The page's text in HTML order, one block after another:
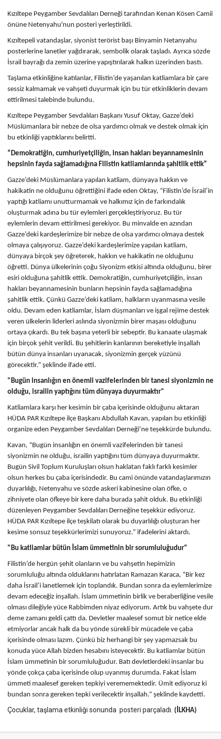
Kızıltepe Peygamber Sevdalıları Derneği tarafından Kenan Kösen Camii
önüne Netenyahu'nun posteri yerleştirildi.
Kızıltepeli vatandaşlar, siyonist terörist başı Binyamin Netanyahu
posterlerine lanetler yağdırarak, sembolik olarak taşladı. Ayrıca sözde
İsrail bayrağı da zemin üzerine yapıştırılarak halkın üzerinden bastı.
Taşlama etkinliğine katılanlar, Filistin’de yaşanılan katliamlara bir çare
sessiz kalmamak ve vahşeti duyurmak için bu tür etkinliklerin devam
ettirilmesi talebinde bulundu.
Kızıltepe Peygamber Sevdalıları Başkanı Yusuf Oktay, Gazze’deki
Müslümanlara bir nebze de olsa yardımcı olmak ve destek olmak için
bu etkinliği yaptıklarını belirtti.
“Demokratiğin, cumhuriyetçiliğin, insan hakları beyannamesinin
hepsinin fayda sağlamadığına Filistin katliamlarında şahitlik ettik”
Gazze’deki Müslümanlara yapılan katliam, dünyaya hakkın ve
hakikatin ne olduğunu öğrettiğini ifade eden Oktay, “Filistin’de İsrail’in
yaptığı katliamı unutturmamak ve halkımız için de farkındalık
oluşturmak adına bu tür eylemleri gerçekleştiriyoruz. Bu tür
eylemlerin devam ettirilmesi gerekiyor. Bu minvalde en azından
Gazze’deki kardeşlerimize bir nebze de olsa yardımcı olmaya destek
olmaya çalışıyoruz. Gazze’deki kardeşlerimize yapılan katliam,
dünyaya birçok şey öğreterek, hakkın ve hakikatin ne olduğunu
öğretti. Dünya ülkelerinin çoğu Siyonizm etkisi altında olduğunu, birer
esiri olduğuna şahitlik ettik. Demokratiğin, cumhuriyetçiliğin, insan
hakları beyannamesinin bunların hepsinin fayda sağlamadığına
şahitlik ettik. Çünkü Gazze’deki katliam, halkların uyanmasına vesile
oldu. Devam eden katliamlar, İslam düşmanları ve işgal rejime destek
veren ülkelerin liderleri aslında siyonizmin birer maşası olduğunu
ortaya çıkardı. Bu tek başına yeterli bir sebeptir. Bu kanaate ulaşmak
için birçok şehit verildi. Bu şehitlerin kanlarının bereketiyle inşallah
bütün dünya insanları uyanacak, siyonizmin gerçek yüzünü
görecektir.” şeklinde ifade etti.
"Bugün insanlığın en önemli vazifelerinden bir tanesi siyonizmin ne
olduğu, israilin yaptığını tüm dünyaya duyurmaktır"
Katliamlara karşı her kesimin bir çaba içerisinde olduğunu aktaran
HÜDA PAR Kızıltepe ilçe Başkanı Abdullah Kavan, yapılan bu etkinliği
organize eden Peygamber Sevdalıları Derneği’ne teşekkürde bulundu.
Kavan, “Bugün insanlığın en önemli vazifelerinden bir tanesi
siyonizmin ne olduğu, israilin yaptığını tüm dünyaya duyurmaktır.
Bugün Sivil Toplum Kuruluşları olsun haklatan faklı farklı kesimler
olsun herkes bu çaba içerisindedir. Bu cami önünde vatandaşlarımızın
duyarlılığı, Netenyahu ve sözde askeri kabinesine olan öfke, o
zihniyete olan öfkeye bir kere daha burada şahit olduk. Bu etkinliği
düzenleyen Peygamber Sevdalıları Derneğine teşekkür ediyoruz.
HÜDA PAR Kızıltepe ilçe teşkilatı olarak bu duyarlılığı oluşturan her
kesime sonsuz teşekkürlerimizi sunuyoruz.” ifadelerini aktardı.
"Bu katliamlar bütün İslam ümmetinin bir sorumluluğudur"
Filistin’de hergün şehit olanların ve bu vahşetin hepimizin
sorumluluğu altında olduklarını hatırlatan Ramazan Karaca, “Bir kez
daha İsrail’i lanetlemek için toplandık. Bundan sonra da eylemlerimize
devam edeceğiz inşallah. İslam ümmetinin birlik ve beraberliğine vesile
olması dileğiyle yüce Rabbimden niyaz ediyorum. Artık bu vahşete dur
deme zamanı geldi çattı da. Devletler maalesef somut bir netice elde
etmiyorlar ancak halk da bu yönde sürekli bir mücadele ve çaba
içerisinde olması lazım. Çünkü biz herhangi bir şey yapmazsak bu
konuda yüce Allah bizden hesabını isteyecektir. Bu katliamlar bütün
İslam ümmetinin bir sorumluluğudur. Batı devletlerdeki insanlar bu
yönde çokça çaba içerisinde olup uyanmış durumda. Fakat İslam
ümmeti maalesef gereken tepkiyi verememektedir. Ümit ediyoruz ki
bundan sonra gereken tepki verilecektir inşallah.” şeklinde kaydetti.
Çocuklar, taşlama etkinliği sonunda posteri parçaladı. (İLKHA)